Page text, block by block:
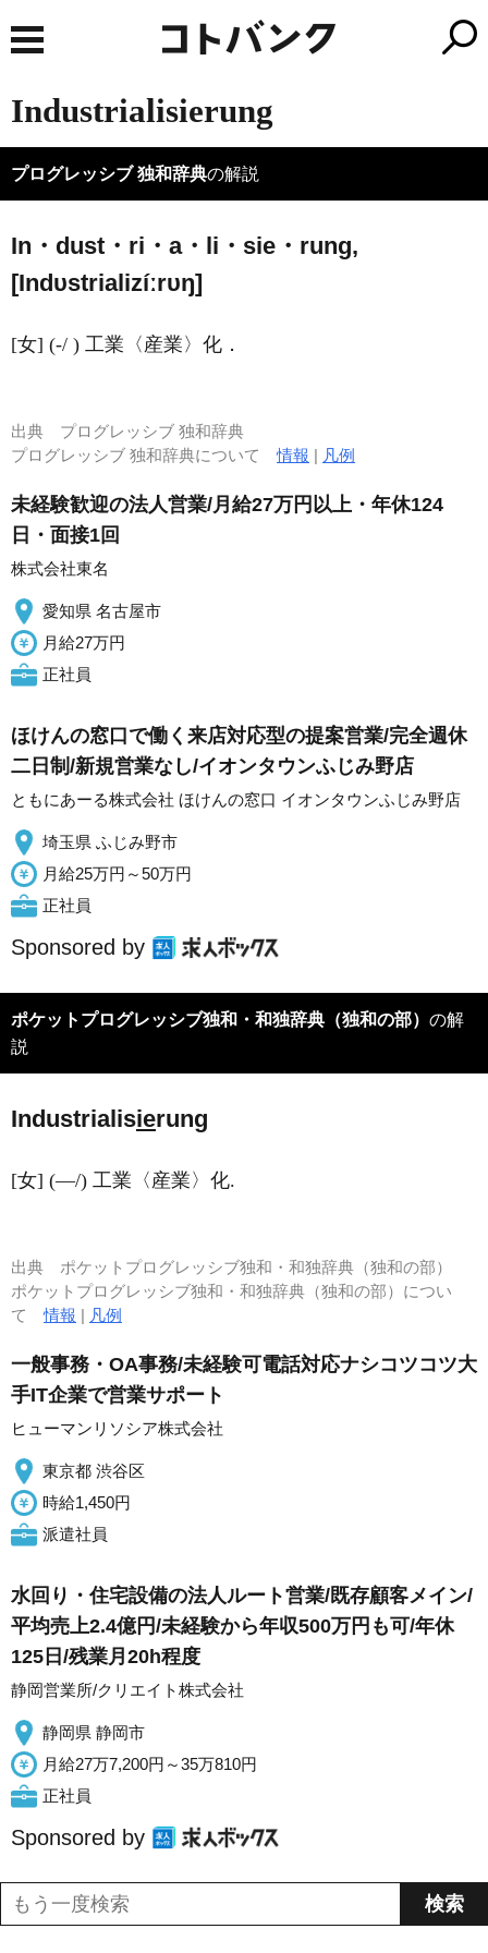
Industrialisierung
プログレッシブ 独和辞典の解説
In・dust・ri・a・li・sie・rung,
[Indυstrializíːrυŋ]
[女] (-/ ) 工業〈産業〉化．
出典 プログレッシブ 独和辞典
プログレッシブ 独和辞典について情報 | 凡例
未経験歓迎の法人営業/月給27万円以上・年休124
日・面接1回
株式会社東名
愛知県 名古屋市
月給27万円
正社員
ほけんの窓口で働く来店対応型の提案営業/完全週休
二日制/新規営業なし/イオンタウンふじみ野店
ともにあーる株式会社 ほけんの窓口 イオンタウンふじみ野店
埼玉県 ふじみ野市
月給25万円～50万円
正社員
Sponsored by
ポケットプログレッシブ独和・和独辞典（独和の部） の解
説
Industrialisierung
[女] (―/) 工業〈産業〉化.
出典 ポケットプログレッシブ独和・和独辞典（独和の部）
ポケットプログレッシブ独和・和独辞典（独和の部）につい
て情報 | 凡例
一般事務・OA事務/未経験可電話対応ナシコツコツ大
手IT企業で営業サポート
ヒューマンリソシア株式会社
東京都 渋谷区
時給1,450円
派遣社員
水回り・住宅設備の法人ルート営業/既存顧客メイン/
平均売上2.4億円/未経験から年収500万円も可/年休
125日/残業月20h程度
静岡営業所/クリエイト株式会社
静岡県 静岡市
月給27万7,200円～35万810円
正社員
Sponsored by